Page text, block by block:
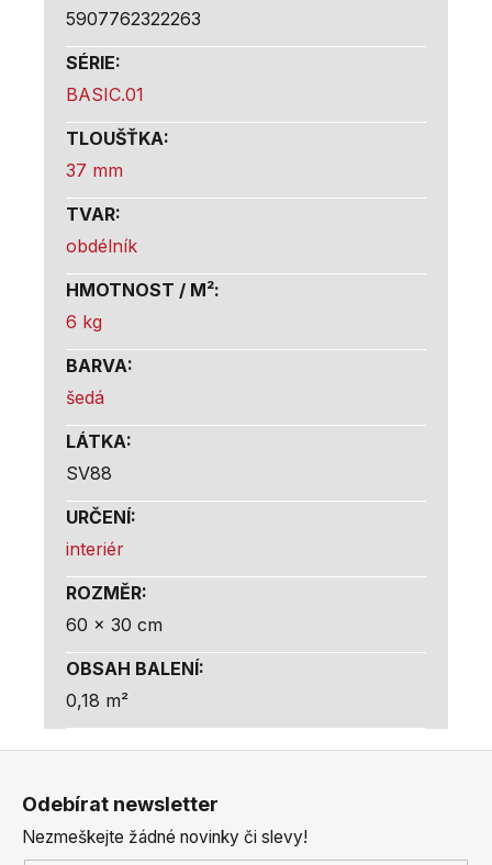
5907762322263
SÉRIE:
BASIC.01
TLOUŠŤKA:
37 mm
TVAR:
obdélník
HMOTNOST / M²:
6 kg
BARVA:
šedá
LÁTKA:
SV88
URČENÍ:
interiér
ROZMĚR:
60 x 30 cm
OBSAH BALENÍ:
0,18 m²
Odebírat newsletter
Nezmeškejte žádné novinky či slevy!